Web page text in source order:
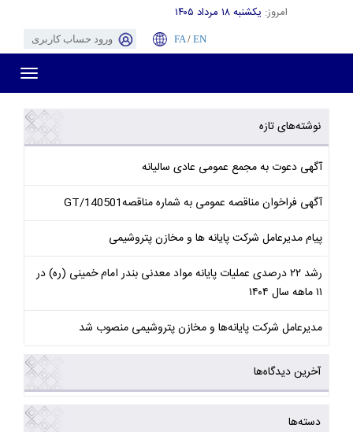
امروز: یکشنبه ۱۸ مرداد ۱۴۰۵
FA/ EN ورود حساب کاربری
نوشته‌های تازه
آگهی دعوت به مجمع عمومی عادی سالیانه
آگهی فراخوان مناقصه عمومی به شماره مناقصهGT/140501
پیام مدیرعامل شرکت پایانه ها و مخازن پتروشیمی
رشد ۲۲ درصدی عملیات پایانه مواد معدنی بندر امام خمینی (ره) در
۱۱ ماهه سال ۱۴۰۴
مدیرعامل شرکت پایانه‌ها و مخازن پتروشیمی منصوب شد
آخرین دیدگاه‌ها
دسته‌ها